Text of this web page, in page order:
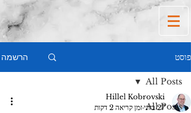
פוסט הרשמה
All Posts
All Posts
Hillel Kobrovski
27 ביוני
זמן קריאה 2 דקות